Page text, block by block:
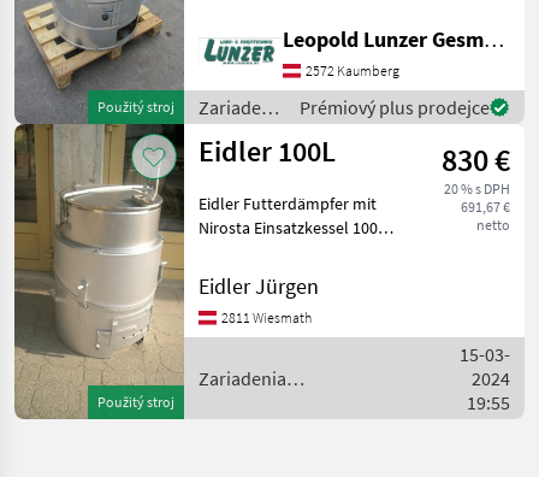
Použitý stroj
Dampfverteiler,
Aschenlade. Zariadenia
potravinárskeho priemyslu
Parovač krmiva
Leopold Lunzer GesmbH
2572 Kaumberg
Zariadenia
potravinárskeho
priemyslu
Prémiový plus prodejce
Použitý stroj
Eidler 100L 830 €
20 % s DPH
691,67 €
netto
Eidler Futterdämpfer mit
Nirosta Einsatzkessel 100L,
Druckdeckel mit
Explosionsklappe,
Rauchrohranschluß 120mm
potravinárske
Eidler Jürgen
2811 Wiesmath
Zariadenia
priemyslu / Eidler
15-03-
2024
19:55